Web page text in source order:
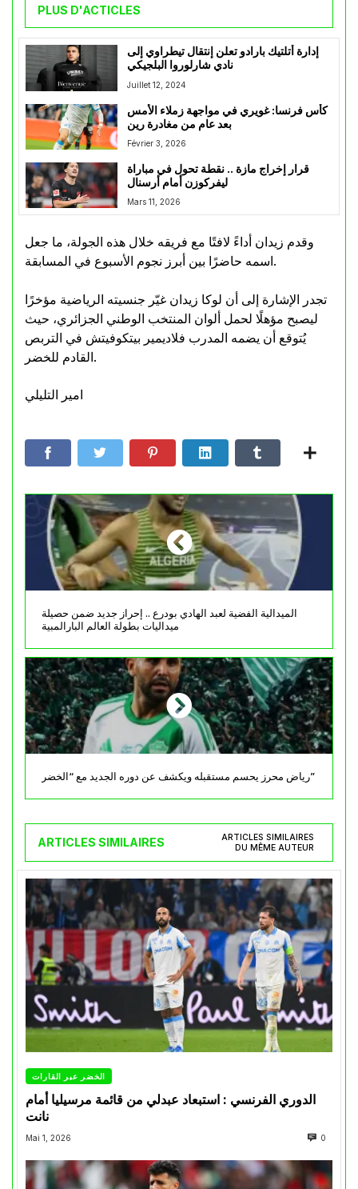
PLUS D'ACTICLES
إدارة أتلتيك بارادو تعلن إنتقال تيطراوي إلى
نادي شارلوروا البلجيكي
Juillet 12, 2024
كأس فرنسا: غويري في مواجهة زملاء الأمس
بعد عام من مغادرة رين
Février 3, 2026
قرار إخراج مازة .. نقطة تحول في مباراة
ليفركوزن أمام أرسنال
Mars 11, 2026
وقدم زيدان أداءً لافتًا مع فريقه خلال هذه الجولة، ما جعل
اسمه حاضرًا بين أبرز نجوم الأسبوع في المسابقة.
تجدر الإشارة إلى أن لوكا زيدان غيّر جنسيته الرياضية مؤخرًا
ليصبح مؤهلًا لحمل ألوان المنتخب الوطني الجزائري، حيث
يُتوقع أن يضمه المدرب فلاديمير بيتكوفيتش في التربص
القادم للخضر.
امير التليلي
الميدالية الفضية لعبد الهادي بودرع .. إحراز جديد ضمن حصيلة
ميداليات بطولة العالم البارالمبية
رياض محرز يحسم مستقبله ويكشف عن دوره الجديد مع “الخضر”
ARTICLES SIMILAIRES
ARTICLES SIMILAIRES
DU MÊME AUTEUR
الخضر عبر القارات
الدوري الفرنسي : استبعاد عبدلي من قائمة مرسيليا أمام
نانت
Mai 1, 2026 0